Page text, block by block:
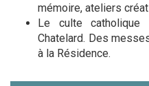
mémoire, ateliers
Le culte
Chatelard. Des
à la Résidence.